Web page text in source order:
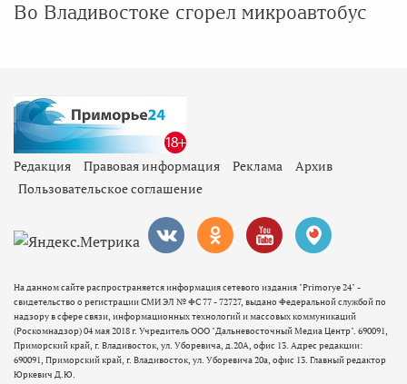
Во Владивостоке сгорел микроавтобус
Редакция Правовая информация Реклама
Архив
Пользовательское соглашение
На данном сайте распространяется информация сетевого издания "Primorye 24" -
свидетельство о регистрации СМИ ЭЛ № ФС 77 - 72727, выдано Федеральной службой по
надзору в сфере связи, информационных технологий и массовых коммуникаций
(Роскомнадзор) 04 мая 2018 г. Учредитель ООО "Дальневосточный Медиа Центр". 690091,
Приморский край, г. Владивосток, ул. Уборевича, д.20А, офис 13. Адрес редакции:
690091, Приморский край, г. Владивосток, ул. Уборевича 20а, офис 13. Главный редактор
Юркевич Д.Ю.